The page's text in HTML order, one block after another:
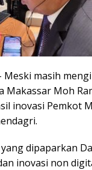
Meski masih
Makassar Moh
inovasi Pemkot
dipaparkan
inovasi non